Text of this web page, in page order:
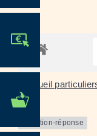
MES
Accueil
Question-réponse